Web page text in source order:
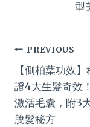
型
Post
PREVIOUS
【側柏葉功效
證4大生髮奇效
激活毛囊，附3
脫髮秘方